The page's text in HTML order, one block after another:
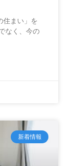
住まい」を
なく、今の
新着情報